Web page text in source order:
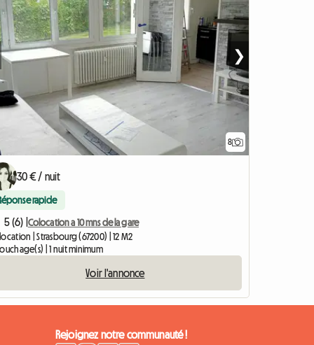
8
❯
30 € / nuit
rapide
5 (6) | Colocation a 10 mns de la gare
| Strasbourg (67200) | 12 M2
| 1 nuit minimum
Voir l'annonce
Rejoignez notre communauté !